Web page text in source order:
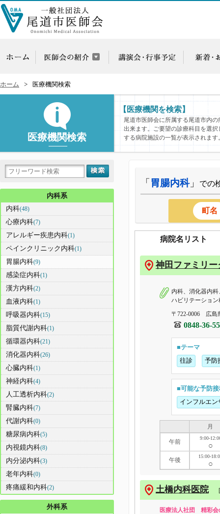
ホーム 医療機関検索
医療機関検索
【医療機関を検索】
尾道市医師会に所属する尾道市内
出来ます。ご要望の診療科目を選
する病院施設の一覧が表示されます
「 胃腸内科」 での
町名
病院名リスト
神田ファミリ
内科、消化器内科
ハビリテーショ
〒722-0006 広島
0848-36-
■テーマ
往診
予防
■可能な予防
インフルエン
月
午前
9:00-
○
午後
15:00-
○
土橋内科医院
医療法人社団 精彩会
内科系
内科(48)
心療内科(7)
アレルギー疾患内科(1)
ペインクリニック内科(1)
胃腸内科(9)
感染症内科(1)
漢方内科(2)
血液内科(1)
呼吸器内科(15)
脂質代謝内科(1)
循環器内科(21)
消化器内科(26)
心臓内科(1)
神経内科(4)
人工透析内科(2)
腎臓内科(7)
代謝内科(0)
糖尿病内科(5)
内視鏡内科(8)
内分泌内科(3)
老年内科(0)
疼痛緩和内科(2)
外科系